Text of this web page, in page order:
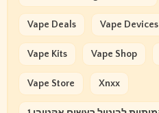
Vape Deals Vape Devices
Vape Kits Vape Shop
Vape Store Xnxx